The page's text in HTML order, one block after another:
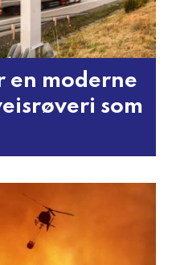
en moderne
som